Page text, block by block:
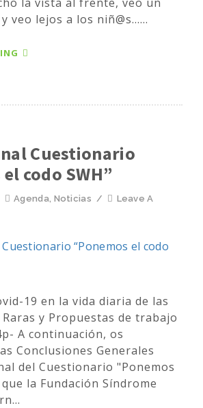
veo lejos a los niñ@s......
Cuestionario
codo SWH”
Agenda, Noticias /
Leave A
19 en la vida diaria de las
y Propuestas de trabajo
A continuación, os
Conclusiones Generales
del Cuestionario "Ponemos
la Fundación Síndrome